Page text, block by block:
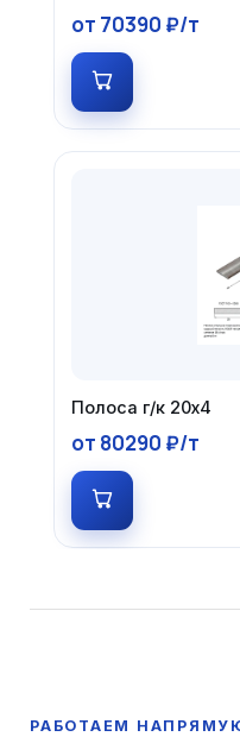
от 70390 ₽/т
Полоса г/к 20х4
от 80290 ₽/т